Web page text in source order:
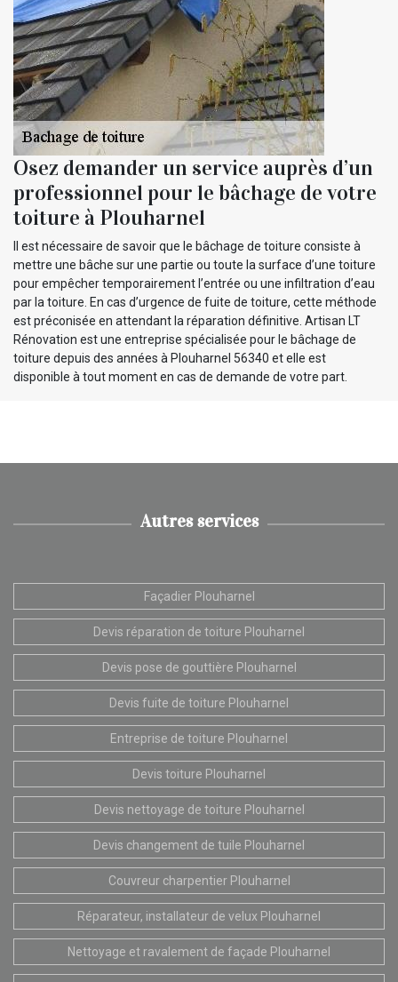
Osez demander un service auprès d’un
professionnel pour le bâchage de votre
toiture à Plouharnel
Il est nécessaire de savoir que le bâchage de toiture consiste à
mettre une bâche sur une partie ou toute la surface d’une toiture
pour empêcher temporairement l’entrée ou une infiltration d’eau
par la toiture. En cas d’urgence de fuite de toiture, cette méthode
est préconisée en attendant la réparation définitive. Artisan LT
Rénovation est une entreprise spécialisée pour le bâchage de
toiture depuis des années à Plouharnel 56340 et elle est
disponible à tout moment en cas de demande de votre part.
Autres services
Façadier Plouharnel
Devis réparation de toiture Plouharnel
Devis pose de gouttière Plouharnel
Devis fuite de toiture Plouharnel
Entreprise de toiture Plouharnel
Devis toiture Plouharnel
Devis nettoyage de toiture Plouharnel
Devis changement de tuile Plouharnel
Couvreur charpentier Plouharnel
Réparateur, installateur de velux Plouharnel
Nettoyage et ravalement de façade Plouharnel